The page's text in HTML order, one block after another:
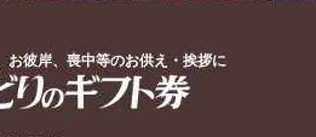
お彼岸、喪中等のお供え・挨拶に